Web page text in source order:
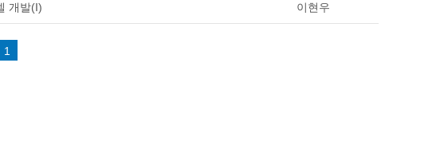
개발(I) 이현우
1